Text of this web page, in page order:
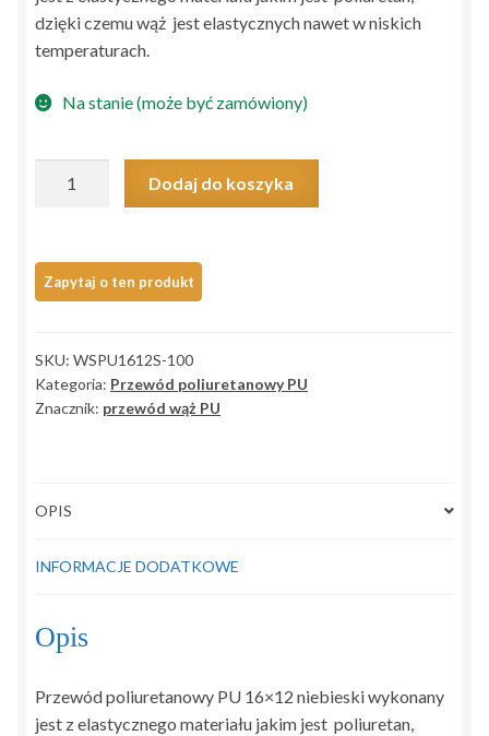
dzięki czemu wąż jest elastycznych nawet w niskich
temperaturach.
Na stanie (może być zamówiony)
16x12
niebieski
100mb
Dodaj do koszyka
SKU: WSPU1612S-100
Kategoria: Przewód poliuretanowy PU
Znacznik: przewód wąż PU
OPIS
INFORMACJE DODATKOWE
Opis
Przewód poliuretanowy PU 16×12 niebieski wykonany
jest z elastycznego materiału jakim jest poliuretan,